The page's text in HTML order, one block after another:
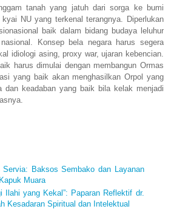
tanah yang jatuh dari sorga ke bumi
NU yang terkenal terangnya. Diperlukan
baik dalam bidang budaya leluhur
Konsep bela negara harus segera
idiologi asing, proxy war, ujaran kebencian.
harus dimulai dengan membangun Ormas
yang baik akan menghasilkan Orpol yang
dan keadaban yang baik bila kelak menjadi
Baksos Sembako dan Layanan
Muara
Ilahi yang Kekal”: Paparan Reflektif dr.
Kesadaran Spiritual dan Intelektual